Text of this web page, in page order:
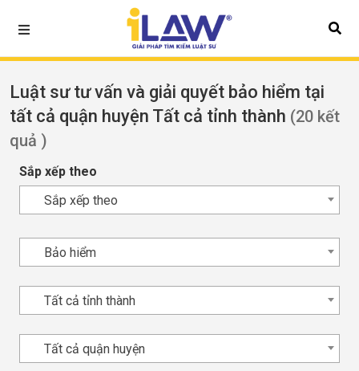
Luật sư tư vấn và giải quyết bảo hiểm tại
tất cả quận huyện Tất cả tỉnh thành (20 kết
quả )
Sắp xếp theo
Sắp xếp theo
Bảo hiểm
Tất cả tỉnh thành
Tất cả quận huyện